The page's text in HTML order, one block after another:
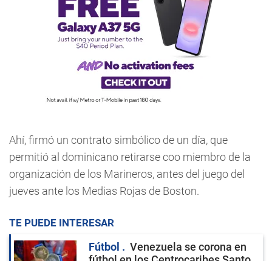
Ahí, firmó un contrato simbólico de un día, que
permitió al dominicano retirarse coo miembro de la
organización de los Marineros, antes del juego del
jueves ante los Medias Rojas de Boston.
TE PUEDE INTERESAR
Fútbol
Venezuela se corona en